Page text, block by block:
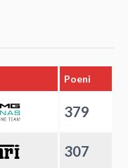
Poeni
379
307